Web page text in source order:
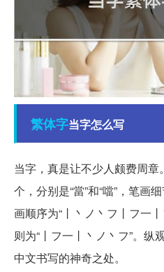
繁体字当字怎么写
当字，真是让不少人颇费周
个，分别是“當”和“噹”，笔画
画顺序为“丨丶ノ丶フ丨フ一
则为“丨フ一丨丶ノ丶フ”。纵
中文书写的神奇之处。